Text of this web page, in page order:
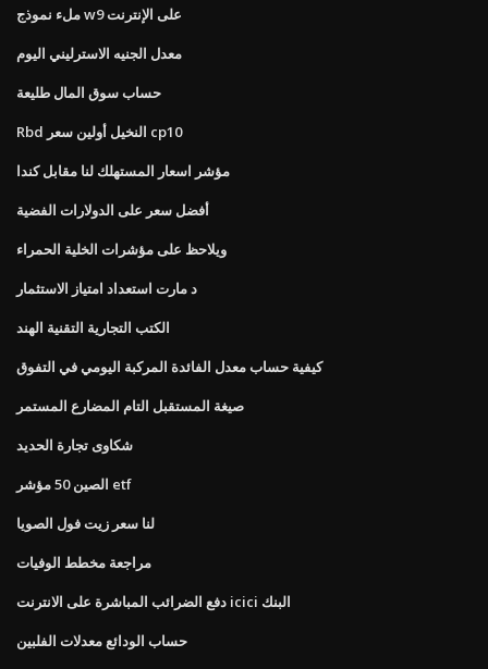
ملء نموذج w9 على الإنترنت
معدل الجنيه الاسترليني اليوم
حساب سوق المال طليعة
Rbd النخيل أولين سعر cp10
مؤشر اسعار المستهلك لنا مقابل كندا
أفضل سعر على الدولارات الفضية
ويلاحظ على مؤشرات الخلية الحمراء
د مارت استعداد امتياز الاستثمار
الكتب التجارية التقنية الهند
كيفية حساب معدل الفائدة المركبة اليومي في التفوق
صيغة المستقبل التام المضارع المستمر
شكاوى تجارة الحديد
الصين 50 مؤشر etf
لنا سعر زيت فول الصويا
مراجعة مخطط الوفيات
دفع الضرائب المباشرة على الانترنت icici البنك
حساب الودائع معدلات الفلبين